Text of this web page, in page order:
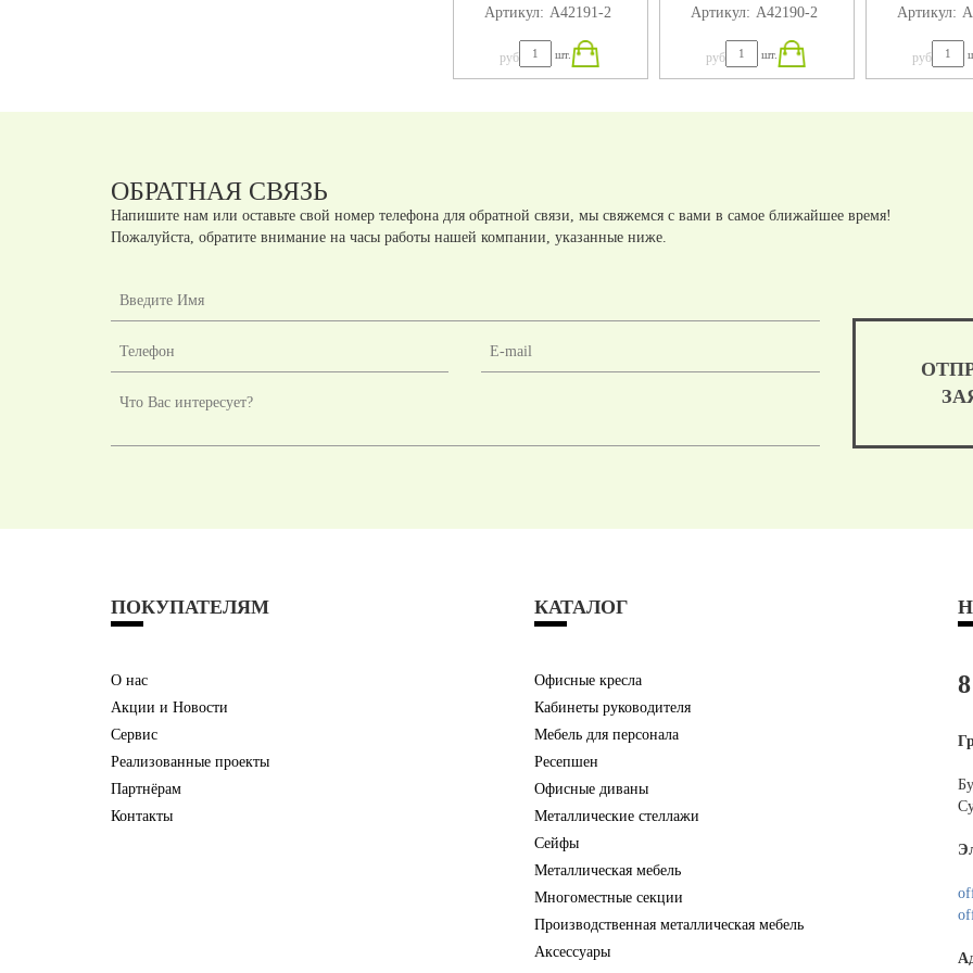
(4Х160) 320X184X75
Артикул: А42191-2
руб шт.
(4Х140) 280X184X75
Артикул: А42190-2
руб шт.
(4Х120)
Артикул:
руб
ОБРАТНАЯ СВЯЗЬ
Напишите нам или оставьте свой номер телефона для обратной связи, мы свяжемся с вами в самое ближайшее время!
Пожалуйста, обратите внимание на часы работы нашей компании, указанные ниже.
ПОКУПАТЕЛЯМ
О нас
Акции и Новости
Сервис
Реализованные проекты
Партнёрам
Контакты
КАТАЛОГ
Офисные кресла
Кабинеты руководителя
Мебель для персонала
Ресепшен
Офисные диваны
Металлические стеллажи
Сейфы
Металлическая мебель
Многоместные секции
Производственная металлическая мебель
Аксессуары